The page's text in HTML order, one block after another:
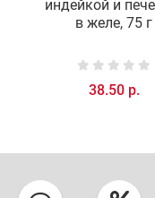
индейкой и
в желе, 75 г
38.50 р.